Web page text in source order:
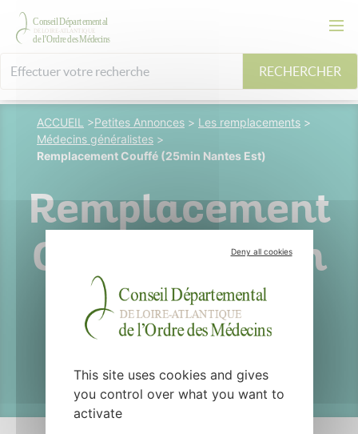
RECHERCHER
ACCUEIL >Petites Annonces > Les remplacements >
Médecins généralistes >
Remplacement Couffé (25min Nantes Est)
Remplacement
Couffé (25min
Nantes Est)
Deny all cookies
This site uses cookies and gives
you control over what you want to
activate